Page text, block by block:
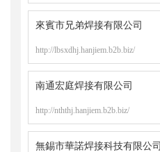
來賓市兄弟焊接有限公司
http://lbsxdhj.hanjiem.b2b.biz/
南通宏庭焊接有限公司
http://nththj.hanjiem.b2b.biz/
無錫市華諾焊接科技有限公司